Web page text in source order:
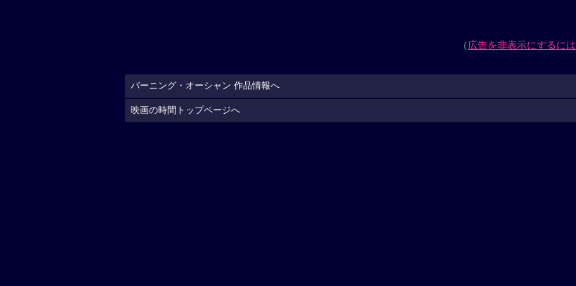
（広告を非表示にするには
バーニング・オーシャン 作品情報へ
映画の時間トップページへ